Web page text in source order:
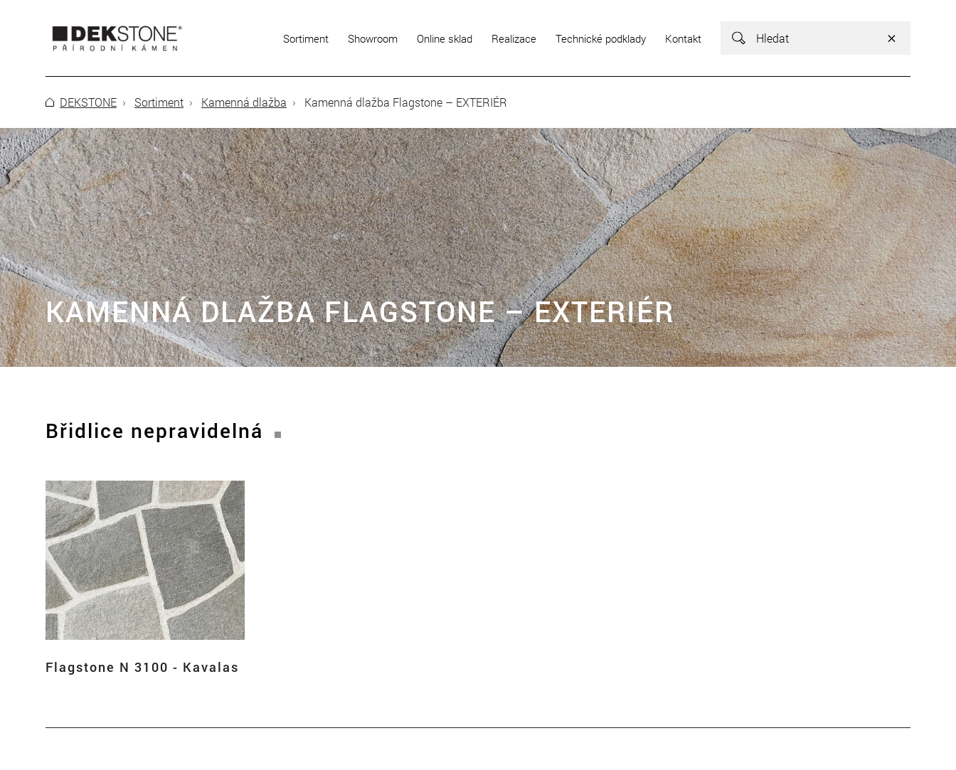
Sortiment Showroom Online sklad Realizace Technické podklady Kontakt Vyhledávání
Vyhledávání
DEKSTONE Sortiment Kamenná dlažba Kamenná dlažba Flagstone – EXTERIÉR
KAMENNÁ DLAŽBA FLAGSTONE – EXTERIÉR
Břidlice nepravidelná
Flagstone N 3100 - Kavalas